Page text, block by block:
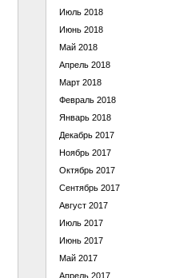
Июль 2018
Июнь 2018
Май 2018
Апрель 2018
Март 2018
Февраль 2018
Январь 2018
Декабрь 2017
Ноябрь 2017
Октябрь 2017
Сентябрь 2017
Август 2017
Июль 2017
Июнь 2017
Май 2017
Апрель 2017